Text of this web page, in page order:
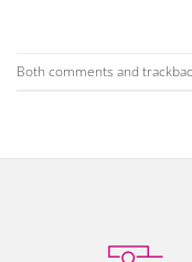
Both comments and